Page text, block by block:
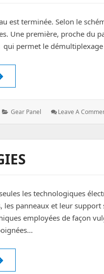
est terminée. Selon le
Une première, proche du
qui permet le
A-10C : Gear Panel
Categories:
Gear Panel Leave A
les technologiques
les panneaux et leur
employées de façon